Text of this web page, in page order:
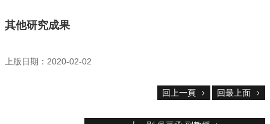
其他研究成果
上版日期：2020-02-02
回上一頁 回最上面